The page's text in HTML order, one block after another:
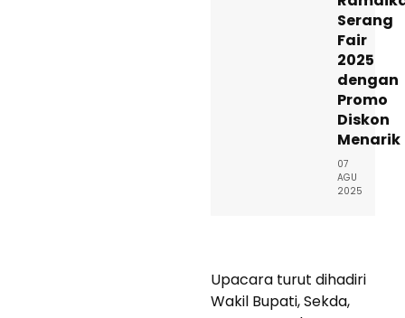
Serang
Fair
2025
dengan
Promo
Diskon
Menarik
07
AGU
2025
Upacara turut dihadiri
Wakil Bupati, Sekda,